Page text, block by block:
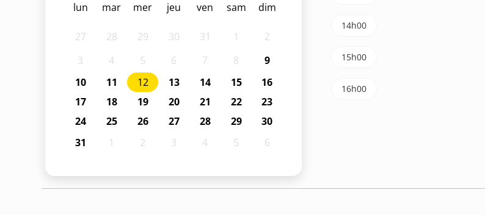
lun
mar mer jeu ven sam dim
27 28 29 30 31 1
2
3
4 5 6 7 8
9
10
11 12 13 14 15
16
17
18 19 20 21 22
23
24
25 26 27 28 29
30
31
1 2 3 4 5 6
14h00
15h00
16h00